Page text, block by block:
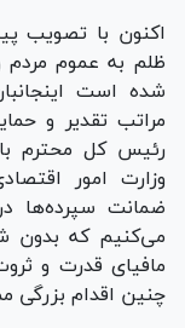
اکنون با تصویب
ظلم به عموم
شده است
مراتب تقدیر و
رئیس کل محترم
وزارت امور
ضمانت سپرده‌ها
می‌کنیم که بدون
مافیای قدرت و
چنین اقدام بزرگی